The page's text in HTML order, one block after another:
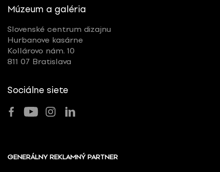
Múzeum a galéria
Slovenské centrum dizajnu
Hurbanove kasárne
Kollárovo nám. 10
811 07 Bratislava
Sociálne siete
GENERÁLNY REKLAMNÝ PARTNER